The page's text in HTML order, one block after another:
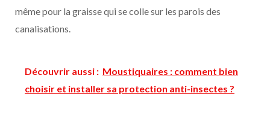
même pour la graisse qui se colle sur les parois des
canalisations.
Découvrir aussi : Moustiquaires : comment bien
choisir et installer sa protection anti-insectes ?